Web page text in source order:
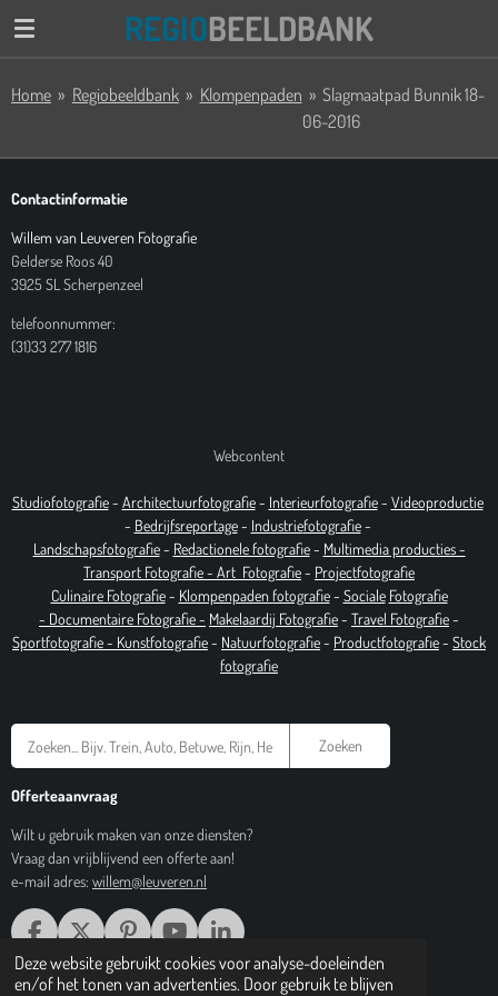
Deze website gebruikt cookies voor analyse-doeleinden
en/of het tonen van advertenties. Door gebruik te blijven
Ga
de
REGIOBEELDBANK
Home » Regiobeeldbank » Klompenpaden » Slagmaatpad Bunnik 18-
06-2016
Contactinformatie
Willem van Leuveren Fotografie
Gelderse Roos 40
3925 SL Scherpenzeel
telefoonnummer:
(31)33 277 1816
Webcontent
Studiofotografie- Architectuurfotografie- Interieurfotografie- Videoproductie
- Bedrijfsreportage- Industriefotografie-
Landschapsfotografie- Redactionele fotografie- Multimedia producties -
Transport Fotografie - Art Fotografie- Projectfotografie
Culinaire Fotografie- Klompenpaden fotografie- Sociale Fotografie
- Documentaire Fotografie- Makelaardij Fotografie- Travel Fotografie-
Sportfotografie - Kunstfotografie- Natuurfotografie- Productfotografie- Stock
fotografie
Zoeken
Offerteaanvraag
Wilt u gebruik maken van onze diensten?
Vraag dan vrijblijvend een offerte aan!
e-mail adres: willem@leuveren.nl
F
A
C
X
P
I
N
Y
O
U
L
I
N
© 2017 Regiobeeldbank.nl